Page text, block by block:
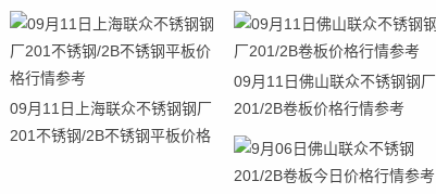
参考
考
09月11日上海联众不锈钢钢厂
201不锈钢/2B不锈钢平板价格
09月11日佛山联众不锈钢钢厂
201/2B卷板价格行情参考